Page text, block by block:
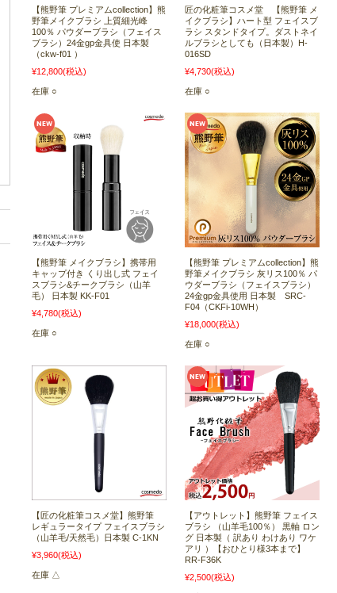
【熊野筆 プレミアムcollection】熊
野筆メイクブラシ 上質細光峰
100％ パウダーブラシ（フェイス
ブラシ）24金gp金具使 日本製
（ckw-f01 ）
¥12,800(税込)
在庫 ○
匠の化粧筆コスメ堂 【熊野筆 メ
イクブラシ】ハート型 フェイスブ
ラシ スタンドタイプ。ダストネイ
ルブラシとしても（日本製）H-
016SD
¥4,730(税込)
在庫 ○
【熊野筆 メイクブラシ】携帯用
キャップ付き くり出し式 フェイ
スブラシ&チークブラシ（山羊
毛） 日本製 KK-F01
¥4,780(税込)
在庫 ○
【熊野筆 プレミアムcollection】熊
野筆メイクブラシ 灰リス100％ パ
ウダーブラシ（フェイスブラシ）
24金gp金具使用 日本製 SRC-
F04（CKFi-10WH）
¥18,000(税込)
在庫 ○
【匠の化粧筆コスメ堂】熊野筆
レギュラータイプ フェイスブラシ
（山羊毛/天然毛）日本製 C-1KN
¥3,960(税込)
在庫 △
【アウトレット】熊野筆 フェイス
ブラシ （山羊毛100％） 黒軸 ロン
グ 日本製（ 訳あり わけあり ワケ
アリ ）【おひとり様3本まで】
RR-F36K
¥2,500(税込)